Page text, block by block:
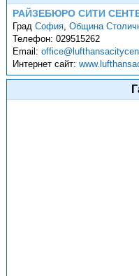
РАЙЗЕБЮРО СИТИ
ГрадСофия,Община
Телефон:029515262
Email:
Интернет сайт: